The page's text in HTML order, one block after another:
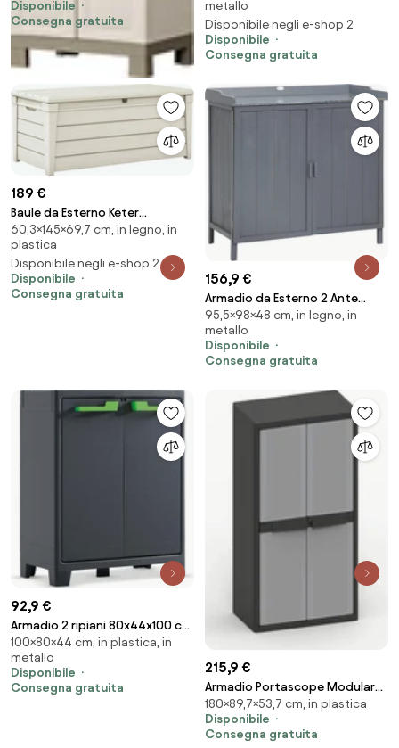
cm in Plastica Keter Excellence
Beige/Tortora...
Disponibile
Consegna gratuita
Ante 2 Ripiani in Polipropilene
Transforming Grigio e Nero...
metallo
Disponibile negli e-shop 2
Disponibile
Consegna gratuita
189 €
Baule da Esterno Keter
Brightwood 145x69,7x60,3 cm
in Resina Bianco...
60,3×145×69,7 cm, in legno, in
plastica
Disponibile negli e-shop 2
Disponibile
Consegna gratuita
156,9 €
Armadio da Esterno 2 Ante
98x48x95,5 cm in Legno con
Piano in Metallo Grigio...
95,5×98×48 cm, in legno, in
metallo
Disponibile
Consegna gratuita
92,9 €
Armadio 2 ripiani 80x44x100 cm
Keter Moby Basso XL Antracite...
100×80×44 cm, in plastica, in
metallo
Disponibile
Consegna gratuita
215,9 €
Armadio Portascope Modulare
da Esterno 89,7x53,7x180 cm 2
Ante 4 Ripiani in Polipropilene
Jumbo Cab Grigio e Nero...
180×89,7×53,7 cm, in plastica
Disponibile
Consegna gratuita